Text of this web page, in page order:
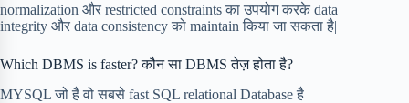
normalization और restricted constraints का उपयोग करके data
integrity और data consistency को maintain किया जा सकता है|
Which DBMS is faster? कौन सा DBMS तेज़ होता है?
MYSQL जो है वो सबसे fast SQL relational Database है |